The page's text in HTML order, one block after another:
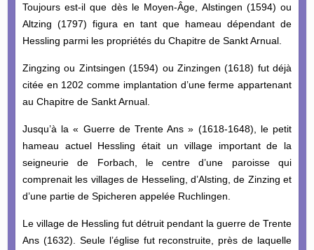
Toujours est-il que dès le Moyen-Âge, Alstingen (1594) ou
Altzing (1797) figura en tant que hameau dépendant de
Hessling parmi les propriétés du Chapitre de Sankt Arnual.
Zingzing ou Zintsingen (1594) ou Zinzingen (1618) fut déjà
citée en 1202 comme implantation d’une ferme appartenant
au Chapitre de Sankt Arnual.
Jusqu’à la « Guerre de Trente Ans » (1618-1648), le petit
hameau actuel Hessling était un village important de la
seigneurie de Forbach, le centre d’une paroisse qui
comprenait les villages de Hesseling, d’Alsting, de Zinzing et
d’une partie de Spicheren appelée Ruchlingen.
Le village de Hessling fut détruit pendant la guerre de Trente
Ans (1632). Seule l’église fut reconstruite, près de laquelle